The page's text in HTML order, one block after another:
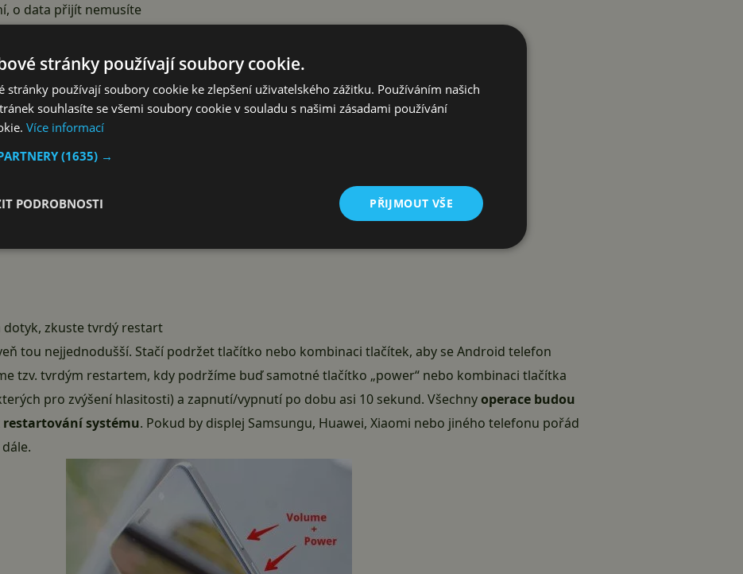
o data přijít nemusíte
jinou nehodu?
Reklama
dotyk, zkuste tvrdý restart
tou nejjednodušší. Stačí podržet tlačítko nebo kombinaci tlačítek, aby se Android telefon
tzv. tvrdým restartem, kdy podržíme buď samotné tlačítko „power“ nebo kombinaci tlačítka
pro zvýšení hlasitosti) a zapnutí/vypnutí po dobu asi 10 sekund. Všechnyoperace budou
systému. Pokud by displej Samsungu, Huawei, Xiaomi nebo jiného telefonu pořád
stránky používají soubory cookie.
stránky používají soubory cookie ke zlepšení uživatelského zážitku. Používáním našich
souhlasíte se všemi soubory cookie v souladu s našimi zásadami používání
Více informací
(1635) →
PŘIJMOUT VŠE
PODROBNOSTI